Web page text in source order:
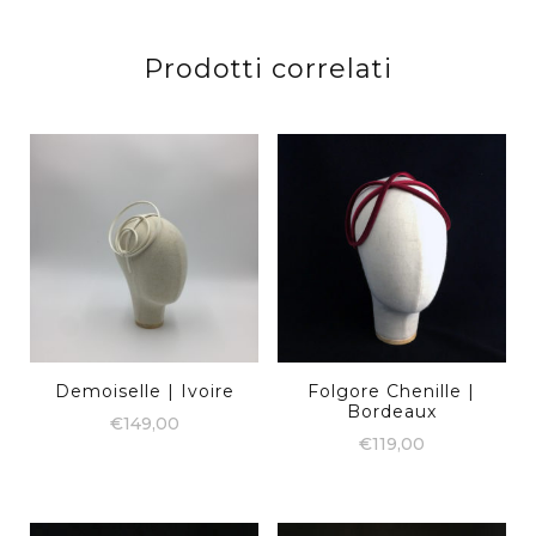
Prodotti correlati
Demoiselle | Ivoire
€149,00
Folgore Chenille |
Bordeaux
€119,00